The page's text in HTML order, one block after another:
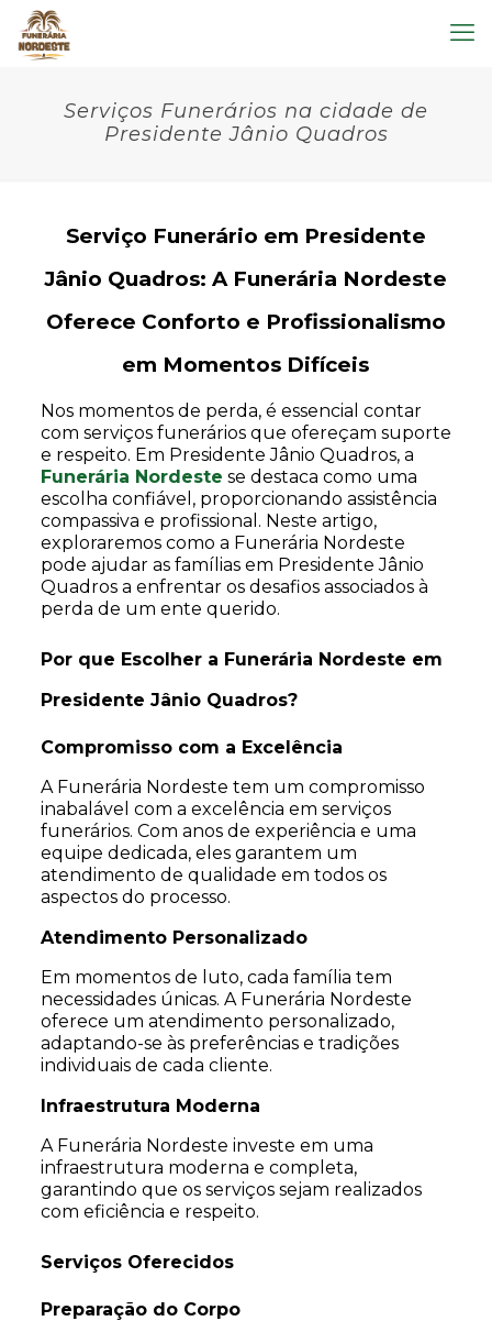
Serviços Funerários na cidade de
Presidente Jânio Quadros
Serviço Funerário em Presidente
Jânio Quadros: A Funerária Nordeste
Oferece Conforto e Profissionalismo
em Momentos Difíceis
Nos momentos de perda, é essencial contar
com serviços funerários que ofereçam suporte
e respeito. Em Presidente Jânio Quadros, a
Funerária Nordeste se destaca como uma
escolha confiável, proporcionando assistência
compassiva e profissional. Neste artigo,
exploraremos como a Funerária Nordeste
pode ajudar as famílias em Presidente Jânio
Quadros a enfrentar os desafios associados à
perda de um ente querido.
Por que Escolher a Funerária Nordeste em
Presidente Jânio Quadros?
Compromisso com a Excelência
A Funerária Nordeste tem um compromisso
inabalável com a excelência em serviços
funerários. Com anos de experiência e uma
equipe dedicada, eles garantem um
atendimento de qualidade em todos os
aspectos do processo.
Atendimento Personalizado
Em momentos de luto, cada família tem
necessidades únicas. A Funerária Nordeste
oferece um atendimento personalizado,
adaptando-se às preferências e tradições
individuais de cada cliente.
Infraestrutura Moderna
A Funerária Nordeste investe em uma
infraestrutura moderna e completa,
garantindo que os serviços sejam realizados
com eficiência e respeito.
Serviços Oferecidos
Preparação do Corpo